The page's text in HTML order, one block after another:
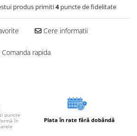
produs primiti4puncte de fidelitate
Cere informatii
Comanda rapida
puncte
în
Plata în rate fără dobândă